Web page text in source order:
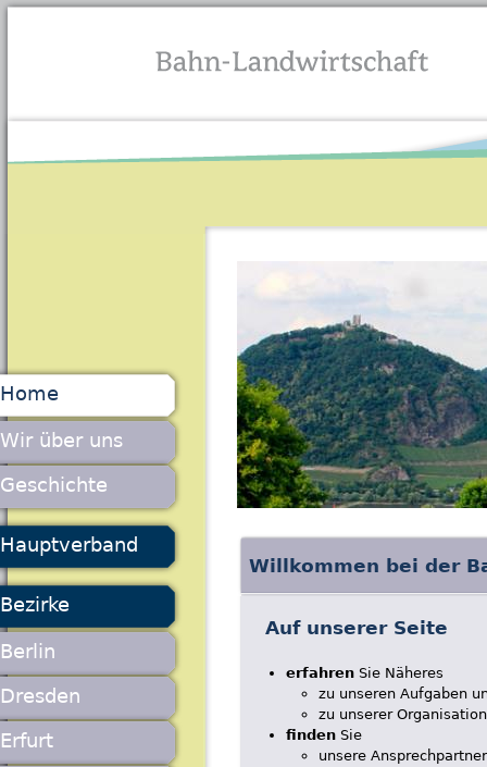
Jump to navigation
Willkommen bei der
Auf unserer Seite
erfahren Sie Näheres
zu unseren Aufgaben
zu unserer Organisation
finden Sie
unsere
Home
Wir über uns
Geschichte
Hauptverband
Bezirke
Berlin
Dresden
Erfurt